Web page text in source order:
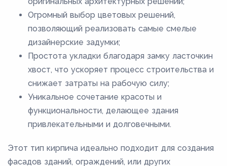
Огромный выбор цветовых решений,
позволяющий реализовать самые смелые
дизайнерские задумки;
Простота укладки благодаря замку ласточкин
хвост, что ускоряет процесс строительства и
снижает затраты на рабочую силу;
Уникальное сочетание красоты и
функциональности, делающее здания
привлекательными и долговечными.
Этот тип кирпича идеально подходит для создания
фасадов зданий, ограждений, или других